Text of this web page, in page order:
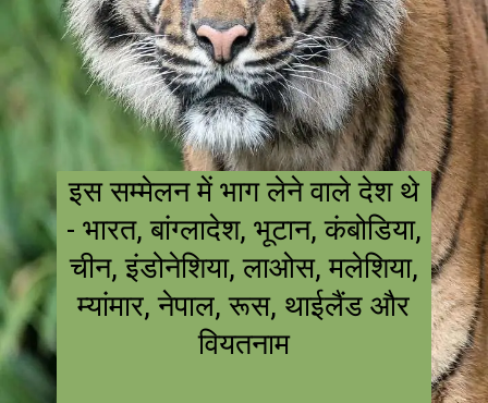
इस सम्मेलन में भाग लेने वाले देश थे
- भारत, बांग्लादेश, भूटान, कंबोडिया,
चीन, इंडोनेशिया, लाओस, मलेशिया,
म्यांमार, नेपाल, रूस, थाईलैंड और
वियतनाम